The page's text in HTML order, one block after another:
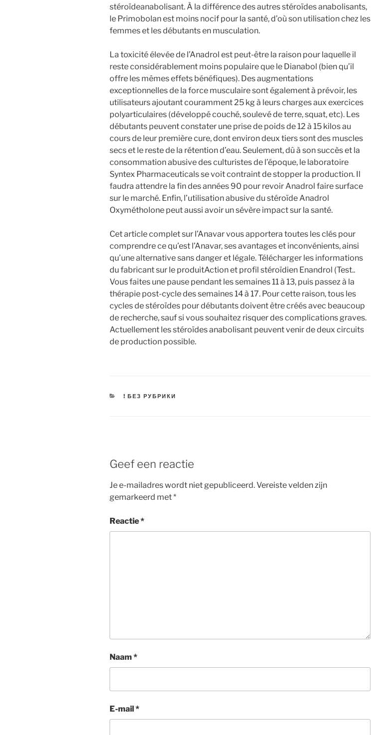
stéroïdeanabolisant. À la différence des autres stéroïdes anabolisants,
le Primobolan est moins nocif pour la santé, d’où son utilisation chez les
femmes et les débutants en musculation.
La toxicité élevée de l’Anadrol est peut-être la raison pour laquelle il
reste considérablement moins populaire que le Dianabol (bien qu’il
offre les mêmes effets bénéfiques). Des augmentations
exceptionnelles de la force musculaire sont également à prévoir, les
utilisateurs ajoutant couramment 25 kg à leurs charges aux exercices
polyarticulaires (développé couché, soulevé de terre, squat, etc). Les
débutants peuvent constater une prise de poids de 12 à 15 kilos au
cours de leur première cure, dont environ deux tiers sont des muscles
secs et le reste de la rétention d’eau. Seulement, dû à son succès et la
consommation abusive des culturistes de l’époque, le laboratoire
Syntex Pharmaceuticals se voit contraint de stopper la production. Il
faudra attendre la fin des années 90 pour revoir Anadrol faire surface
sur le marché. Enfin, l’utilisation abusive du stéroïde Anadrol
Oxymétholone peut aussi avoir un sévère impact sur la santé.
Cet article complet sur l’Anavar vous apportera toutes les clés pour
comprendre ce qu’est l’Anavar, ses avantages et inconvénients, ainsi
qu’une alternative sans danger et légale. Télécharger les informations
du fabricant sur le produitAction et profil stéroïdien Enandrol (Test..
Vous faites une pause pendant les semaines 11 à 13, puis passez à la
thérapie post-cycle des semaines 14 à 17. Pour cette raison, tous les
cycles de stéroïdes pour débutants doivent être créés avec beaucoup
de recherche, sauf si vous souhaitez risquer des complications graves.
Actuellement les stéroïdes anabolisant peuvent venir de deux circuits
de production possible.
CATEGORIEËN
! БЕЗ РУБРИКИ
Geef een reactie
Je e-mailadres wordt niet gepubliceerd.Vereiste velden zijn
gemarkeerd met*
Reactie*
Naam *
E-mail*